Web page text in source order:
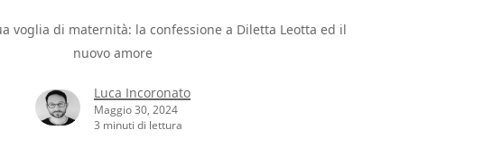
voglia di maternità: la confessione a Diletta Leotta ed il
nuovo amore
Luca Incoronato
Maggio 30, 2024
3 minuti di lettura